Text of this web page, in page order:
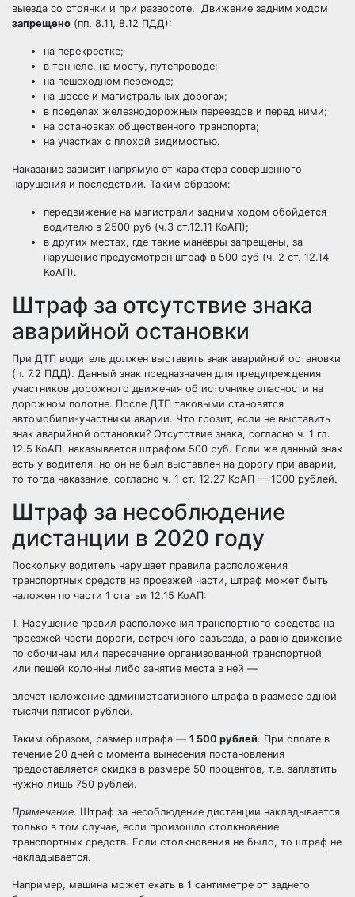
выезда со стоянки и при развороте. Движение задним ходом
запрещено (пп. 8.11, 8.12 ПДД):
на перекрестке;
в тоннеле, на мосту, путепроводе;
на пешеходном переходе;
на шоссе и магистральных дорогах;
в пределах железнодорожных переездов и перед ними;
на остановках общественного транспорта;
на участках с плохой видимостью.
Наказание зависит напрямую от характера совершенного
нарушения и последствий. Таким образом:
передвижение на магистрали задним ходом обойдется
водителю в 2500 руб (ч.3 ст.12.11 КоАП);
в других местах, где такие манёвры запрещены, за
нарушение предусмотрен штраф в 500 руб (ч. 2 ст. 12.14
КоАП).
Штраф за отсутствие знака
аварийной остановки
При ДТП водитель должен выставить знак аварийной остановки
(п. 7.2 ПДД). Данный знак предназначен для предупреждения
участников дорожного движения об источнике опасности на
дорожном полотне. После ДТП таковыми становятся
автомобили-участники аварии. Что грозит, если не выставить
знак аварийной остановки? Отсутствие знака, согласно ч. 1 гл.
12.5 КоАП, наказывается штрафом 500 руб. Если же данный знак
есть у водителя, но он не был выставлен на дорогу при аварии,
то тогда наказание, согласно ч. 1 ст. 12.27 КоАП — 1000 рублей.
Штраф за несоблюдение
дистанции в 2020 году
Поскольку водитель нарушает правила расположения
транспортных средств на проезжей части, штраф может быть
наложен по части 1 статьи 12.15 КоАП:
1. Нарушение правил расположения транспортного средства на
проезжей части дороги, встречного разъезда, а равно движение
по обочинам или пересечение организованной транспортной
или пешей колонны либо занятие места в ней —
влечет наложение административного штрафа в размере одной
тысячи пятисот рублей.
Таким образом, размер штрафа — 1 500 рублей. При оплате в
течение 20 дней с момента вынесения постановления
предоставляется скидка в размере 50 процентов, т.е. заплатить
нужно лишь 750 рублей.
Примечание. Штраф за несоблюдение дистанции накладывается
только в том случае, если произошло столкновение
транспортных средств. Если столкновения не было, то штраф не
накладывается.
Например, машина может ехать в 1 сантиметре от заднего